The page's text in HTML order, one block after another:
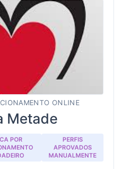
ONLINE
Metade
POR
PERFIS
APROVADOS
MANUALMENTE